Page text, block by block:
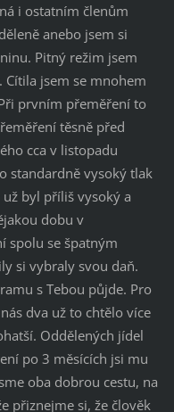
i ostatním členům
anebo jsem si
Pitný režim jsem
Cítila jsem se mnohem
prvním přeměření to
těsně před
cca v listopadu
standardně vysoký tlak
byl příliš vysoký a
dobu v
spolu se špatným
si vybraly svou daň.
s Tebou půjde. Pro
dva už to chtělo více
Oddělených jídel
po 3 měsících jsi mu
oba dobrou cestu, na
přiznejme si, že člověk